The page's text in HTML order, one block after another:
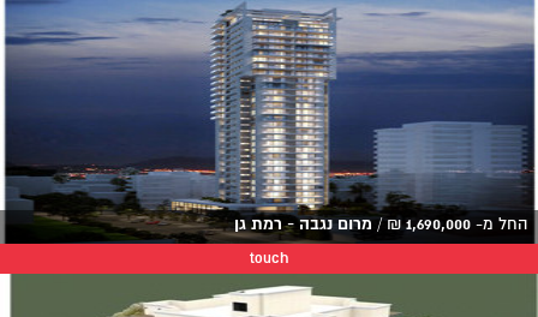
החל מ- 1,690,000
₪
/ מרום נגבה - רמת גן
touch